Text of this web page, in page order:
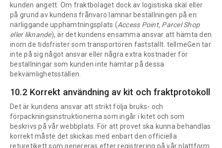
kunden angett. Om fraktbolaget dock av logistiska skäl eller
på grund av kundens frånvaro lämnar beställningen på en
närliggande upphämtningsplats (Access Point, Parcel Shop
eller liknande), är det kundens ensamma ansvar att hämta den
inom de tidsfrister som transportören fastställt. tellmeGen tar
inte på sig något ansvar eller några extra kostnader för
beställningar som kunden inte hämtar på dessa
bekvämlighetsställen.
10.2 Korrekt användning av kit och fraktprotokoll
Det är kundens ansvar att strikt följa bruks- och
förpackningsinstruktionerna som ingår i kitet och som
beskrivs på vår webbplats. För att provet ska kunna behandlas
korrekt måste det skickas med enbart den officiella
returetikett som genereras efter registrering på vår plattform.